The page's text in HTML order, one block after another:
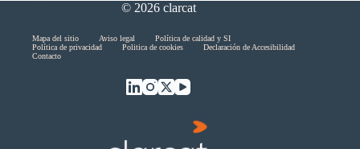
© 2026 clarcat
Mapa del sitio Aviso legal
Política de calidad y SI
Política de privacidad
Politica de cookies
Declaración de Accesibilidad
Contacto